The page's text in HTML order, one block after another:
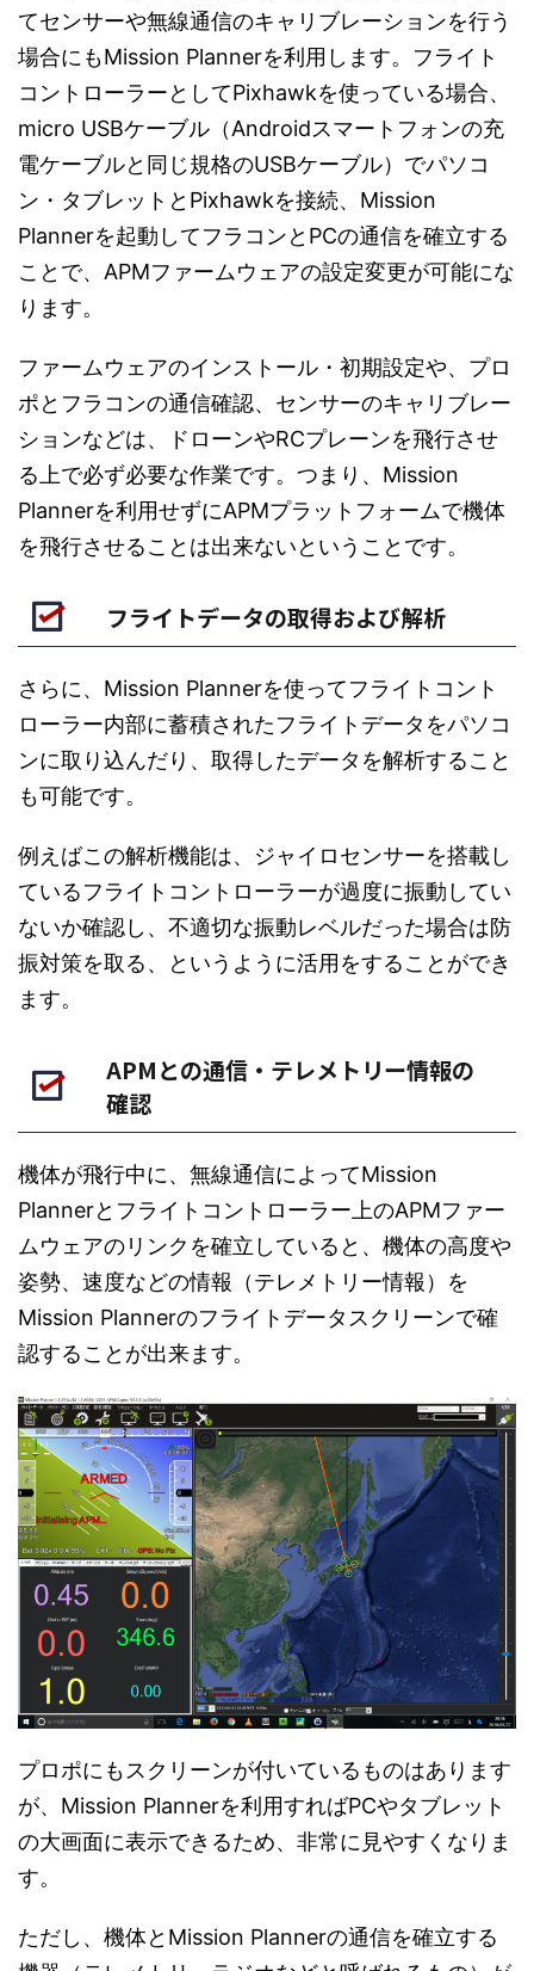
てセンサーや無線通信のキャリブレーションを行う
場合にもMission Plannerを利用します。フライト
コントローラーとしてPixhawkを使っている場合、
micro USBケーブル（Androidスマートフォンの充
電ケーブルと同じ規格のUSBケーブル）でパソコ
ン・タブレットとPixhawkを接続、Mission
Plannerを起動してフラコンとPCの通信を確立する
ことで、APMファームウェアの設定変更が可能にな
ります。
ファームウェアのインストール・初期設定や、プロ
ポとフラコンの通信確認、センサーのキャリブレー
ションなどは、ドローンやRCプレーンを飛行させ
る上で必ず必要な作業です。つまり、Mission
Plannerを利用せずにAPMプラットフォームで機体
を飛行させることは出来ないということです。
フライトデータの取得および解析
さらに、Mission Plannerを使ってフライトコント
ローラー内部に蓄積されたフライトデータをパソコ
ンに取り込んだり、取得したデータを解析すること
も可能です。
例えばこの解析機能は、ジャイロセンサーを搭載し
ているフライトコントローラーが過度に振動してい
ないか確認し、不適切な振動レベルだった場合は防
振対策を取る、というように活用をすることができ
ます。
APMとの通信・テレメトリー情報の
確認
機体が飛行中に、無線通信によってMission
Plannerとフライトコントローラー上のAPMファー
ムウェアのリンクを確立していると、機体の高度や
姿勢、速度などの情報（テレメトリー情報）を
Mission Plannerのフライトデータスクリーンで確
認することが出来ます。
プロポにもスクリーンが付いているものはあります
が、Mission Plannerを利用すればPCやタブレット
の大画面に表示できるため、非常に見やすくなりま
す。
ただし、機体とMission Plannerの通信を確立する